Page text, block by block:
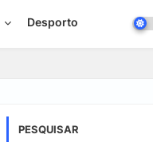
Desporto
PESQUISAR